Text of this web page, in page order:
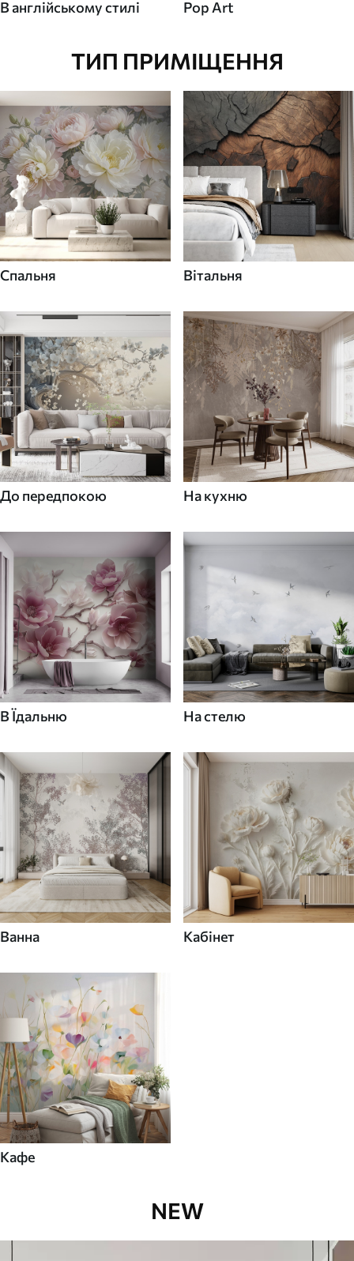
В англійському стилі Pop Art
ТИП ПРИМІЩЕННЯ
Спальня Вітальня
До передпокою На кухню
В Їдальню На стелю
Ванна Кабінет
Кафе
NEW